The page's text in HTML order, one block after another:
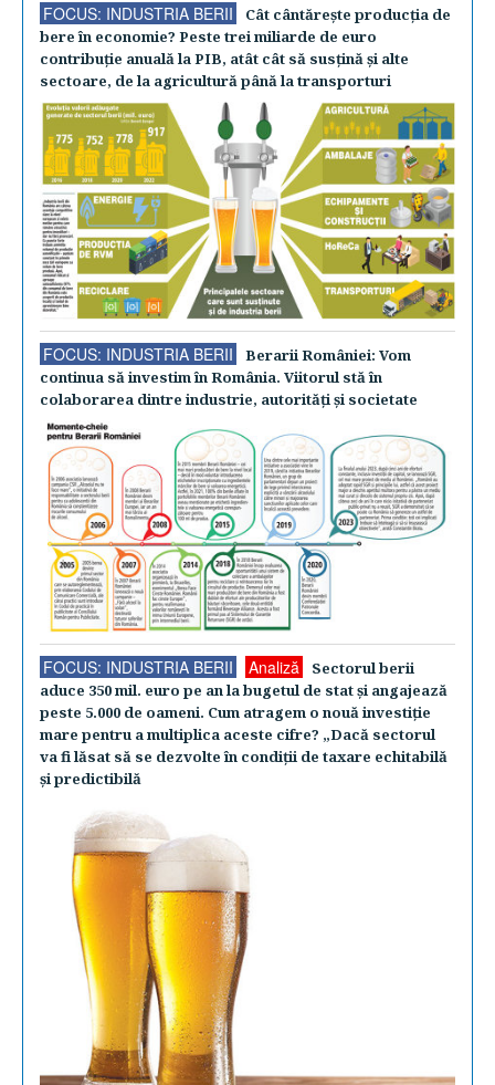
FOCUS: INDUSTRIA BERII
Cât cântăreşte producţia de
bere în economie? Peste trei miliarde de euro
contribuţie anuală la PIB, atât cât să susţină şi alte
sectoare, de la agricultură până la transporturi
FOCUS: INDUSTRIA BERII
Berarii României: Vom
continua să investim în România. Viitorul stă în
colaborarea dintre industrie, autorităţi şi societate
FOCUS: INDUSTRIA BERII Analiză
Sectorul berii
aduce 350 mil. euro pe an la bugetul de stat şi angajează
peste 5.000 de oameni. Cum atragem o nouă investiţie
mare pentru a multiplica aceste cifre? „Dacă sectorul
va fi lăsat să se dezvolte în condiţii de taxare echitabilă
şi predictibilă